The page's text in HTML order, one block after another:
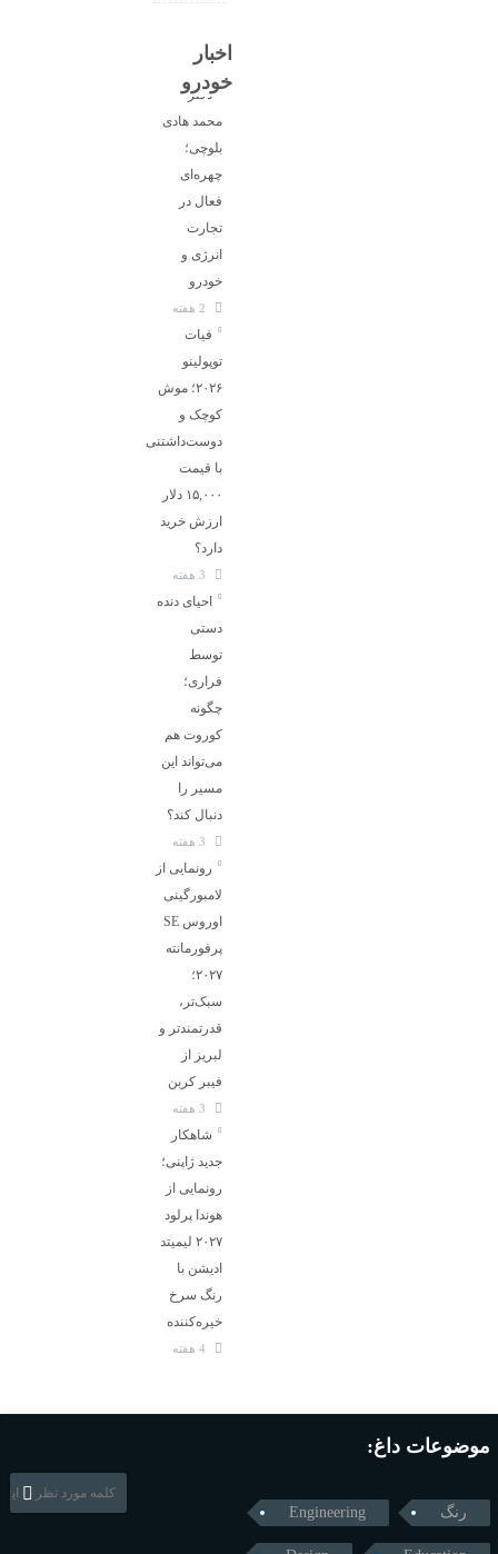
اخبار
خودرو
دکتر
محمد هادی
بلوچی؛
چهره‌ای
فعال در
تجارت
انرژی و
خودرو
فیات
توپولینو
۲۰۲۶؛ موش
کوچک و
دوست‌داشتنی
با قیمت
۱۵,۰۰۰ دلار
ارزش خرید
دارد؟
احیای دنده
دستی
توسط
فراری؛
چگونه
کوروت هم
می‌تواند این
مسیر را
دنبال کند؟
رونمایی از
لامبورگینی
اوروس SE
پرفورمانته
۲۰۲۷؛
سبک‌تر،
قدرتمندتر و
لبریز از
فیبر کربن
شاهکار
جدید ژاپنی؛
رونمایی از
هوندا پرلود
۲۰۲۷ لیمیتد
ادیشن با
رنگ سرخ
خیره‌کننده
موضوعات داغ:
رنگ Engineering